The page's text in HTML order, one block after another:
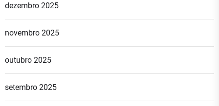
dezembro 2025
novembro 2025
outubro 2025
setembro 2025